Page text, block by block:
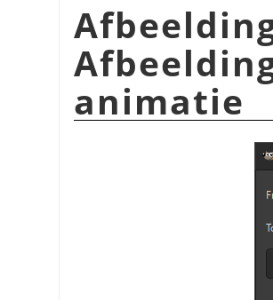
animatie